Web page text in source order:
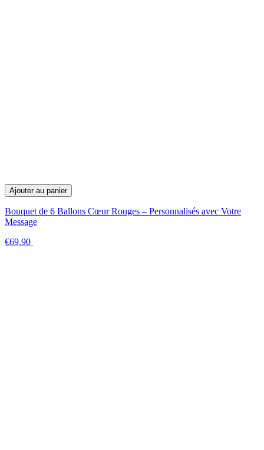
Ajouter au panier
Bouquet de 6 Ballons Cœur Rouges – Personnalisés avec Votre
Message
€69,90